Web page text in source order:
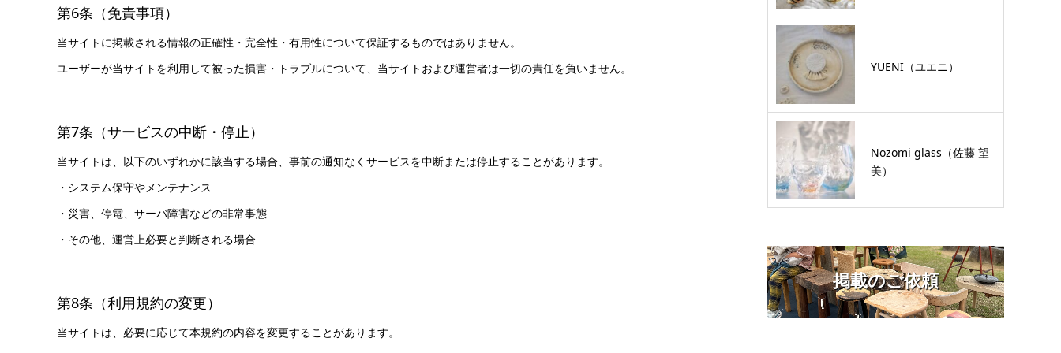
第6条（免責事項）
当サイトに掲載される情報の正確性・完全性・有用性について保証するものではありません。
ユーザーが当サイトを利用して被った損害・トラブルについて、当サイトおよび運営者は一切の責任を負いません。
第7条（サービスの中断・停止）
当サイトは、以下のいずれかに該当する場合、事前の通知なくサービスを中断または停止することがあります。
・システム保守やメンテナンス
・災害、停電、サーバ障害などの非常事態
・その他、運営上必要と判断される場合
第8条（利用規約の変更）
当サイトは、必要に応じて本規約の内容を変更することがあります。
YUENI（ユエニ）
Nozomi glass（佐藤 望
美）
掲載のご依頼